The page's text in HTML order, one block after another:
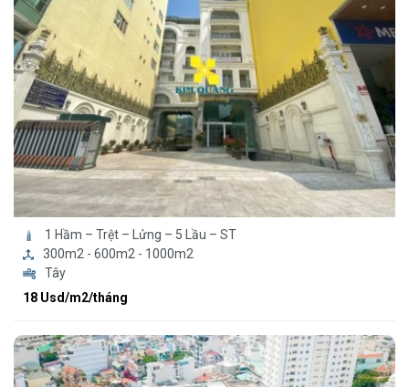
1 Hầm – Trệt – Lửng – 5 Lầu – ST
300m2 - 600m2 - 1000m2
Tây
18 Usd/m2/tháng